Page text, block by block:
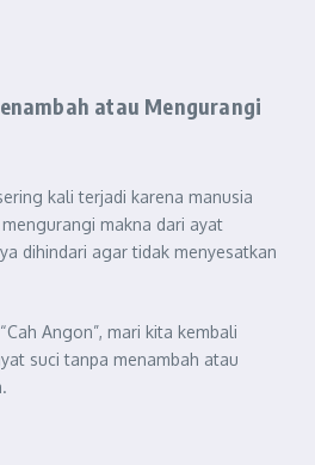
atau Mengurangi
kali terjadi karena manusia
makna dari ayat
dihindari agar tidak menyesatkan
Angon”, mari kita kembali
suci tanpa menambah atau